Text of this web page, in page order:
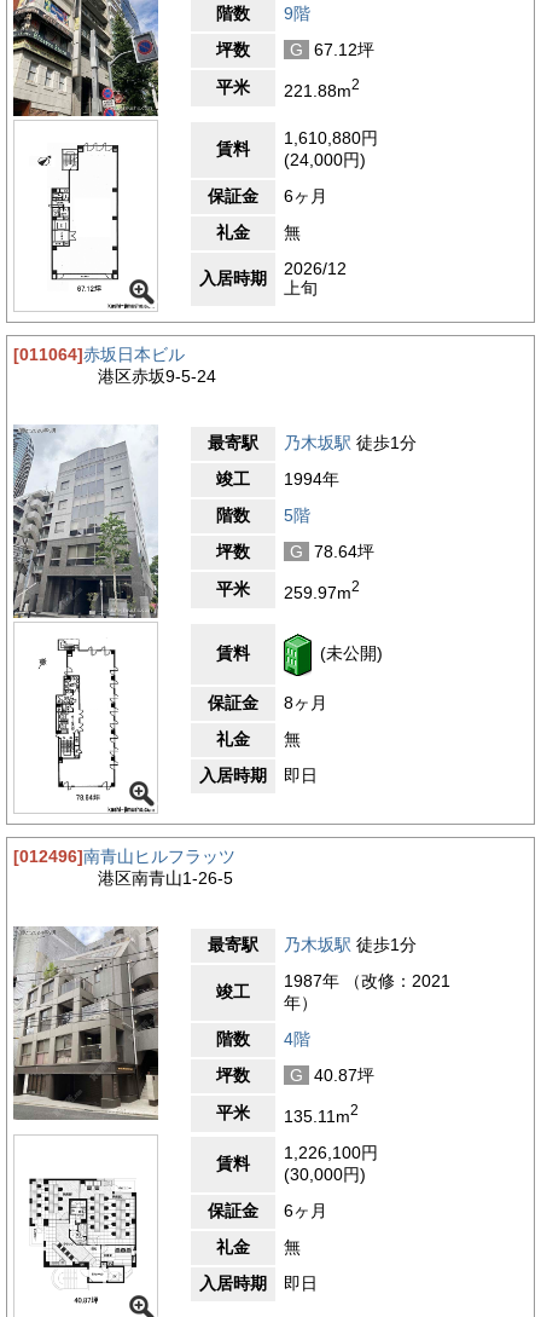
階数
9階
坪数
G
67.12坪
平米
221.88m2
賃料
1,610,880円
(24,000円)
保証金
6ヶ月
礼金
無
入居時期
2026/12
上旬
[011064]赤坂日本ビル
港区赤坂9-5-24
最寄駅 乃木坂駅 徒歩1分
竣工
1994年
階数
5階
坪数
G
78.64坪
平米
259.97m2
賃料 (未公開)
保証金
8ヶ月
礼金
無
入居時期
即日
[012496]南青山ヒルフラッツ
港区南青山1-26-5
最寄駅 乃木坂駅 徒歩1分
竣工
1987年 （改修：2021
年）
階数
4階
坪数
G
40.87坪
平米
135.11m2
賃料
1,226,100円
(30,000円)
保証金
6ヶ月
礼金
無
入居時期
即日